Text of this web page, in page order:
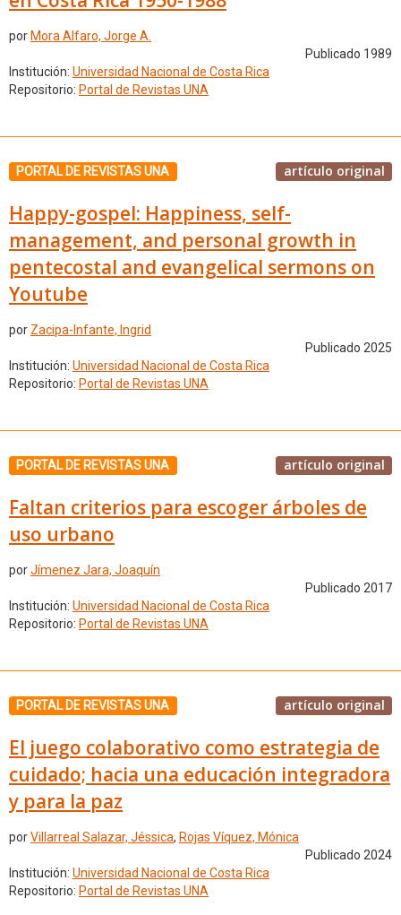
por Mora Alfaro, Jorge A.
Publicado 1989
Institución: Universidad Nacional de Costa Rica
Repositorio: Portal de Revistas UNA
PORTAL DE REVISTAS UNA artículo original
Happy-gospel: Happiness, self-
management, and personal growth in
pentecostal and evangelical sermons on
Youtube
por Zacipa-Infante, Ingrid
Publicado 2025
Institución: Universidad Nacional de Costa Rica
Repositorio: Portal de Revistas UNA
PORTAL DE REVISTAS UNA artículo original
Faltan criterios para escoger árboles de
uso urbano
porJímenez Jara, Joaquín
Publicado 2017
Institución: Universidad Nacional de Costa Rica
Repositorio: Portal de Revistas UNA
PORTAL DE REVISTAS UNA artículo original
El juego colaborativo como estrategia de
cuidado; hacia una educación integradora
y para la paz
porVillarreal Salazar, Jéssica, Rojas Víquez, Mónica
Publicado 2024
Institución: Universidad Nacional de Costa Rica
Repositorio: Portal de Revistas UNA